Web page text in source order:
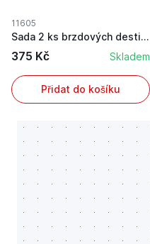
11605
Sada 2 ks brzdových destiček pro nožní brzdu vh...
375 Kč Skladem
Přidat do košíku